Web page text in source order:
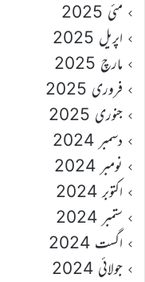
مئی 2025
اپریل 2025
مارچ 2025
فروری 2025
جنوری 2025
دسمبر 2024
نومبر 2024
اکتوبر 2024
ستمبر 2024
اگست 2024
جولائی 2024